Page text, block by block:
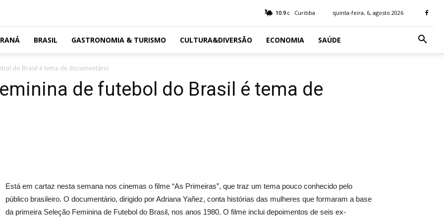
10.9 C Curitiba quinta-feira, 6, agosto 2026
BRASIL GASTRONOMIA & TURISMO CULTURA&DIVERSÃO ECONOMIA SAÚDE
do Brasil é tema de documentário
de futebol do Brasil é tema de
Está em cartaz nesta semana nos cinemas o filme “As Primeiras”, que traz um tema pouco conhecido pelo
público brasileiro. O documentário, dirigido por Adriana Yañez, conta histórias das mulheres que formaram a base
da primeira Seleção Feminina de Futebol do Brasil, nos anos 1980. O filme inclui depoimentos de seis ex-